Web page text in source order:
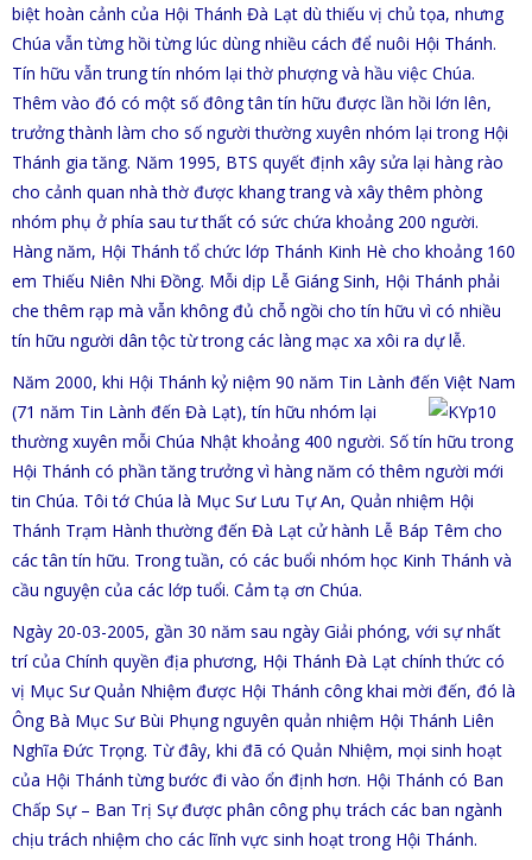
biệt hoàn cảnh của Hội Thánh Đà Lạt dù thiếu vị chủ tọa, nhưng
Chúa vẫn từng hồi từng lúc dùng nhiều cách để nuôi Hội Thánh.
Tín hữu vẫn trung tín nhóm lại thờ phượng và hầu việc Chúa.
Thêm vào đó có một số đông tân tín hữu được lần hồi lớn lên,
trưởng thành làm cho số người thường xuyên nhóm lại trong Hội
Thánh gia tăng. Năm 1995, BTS quyết định xây sửa lại hàng rào
cho cảnh quan nhà thờ được khang trang và xây thêm phòng
nhóm phụ ở phía sau tư thất có sức chứa khoảng 200 người.
Hàng năm, Hội Thánh tổ chức lớp Thánh Kinh Hè cho khoảng 160
em Thiếu Niên Nhi Đồng. Mỗi dịp Lễ Giáng Sinh, Hội Thánh phải
che thêm rạp mà vẫn không đủ chỗ ngồi cho tín hữu vì có nhiều
tín hữu người dân tộc từ trong các làng mạc xa xôi ra dự lễ.
Năm 2000, khi Hội Thánh kỷ niệm 90 năm Tin Lành đến Việt Nam
(71 năm Tin Lành đến Đà Lạt), tín hữu nhóm lại
thường xuyên mỗi Chúa Nhật khoảng 400 người. Số tín hữu trong
Hội Thánh có phần tăng trưởng vì hàng năm có thêm người mới
tin Chúa. Tôi tớ Chúa là Mục Sư Lưu Tự An, Quản nhiệm Hội
Thánh Trạm Hành thường đến Đà Lạt cử hành Lễ Báp Têm cho
các tân tín hữu. Trong tuần, có các buổi nhóm học Kinh Thánh và
cầu nguyện của các lớp tuổi. Cảm tạ ơn Chúa.
Ngày 20-03-2005, gần 30 năm sau ngày Giải phóng, với sự nhất
trí của Chính quyền địa phương, Hội Thánh Đà Lạt chính thức có
vị Mục Sư Quản Nhiệm được Hội Thánh công khai mời đến, đó là
Ông Bà Mục Sư Bùi Phụng nguyên quản nhiệm Hội Thánh Liên
Nghĩa Đức Trọng. Từ đây, khi đã có Quản Nhiệm, mọi sinh hoạt
của Hội Thánh từng bước đi vào ổn định hơn. Hội Thánh có Ban
Chấp Sự – Ban Trị Sự được phân công phụ trách các ban ngành
chịu trách nhiệm cho các lĩnh vực sinh hoạt trong Hội Thánh.